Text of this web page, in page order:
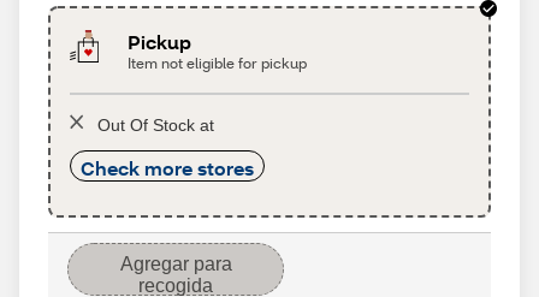
Pickup
Item not eligible for pickup
Out Of Stock at
Check more stores
Agregar para
recogida